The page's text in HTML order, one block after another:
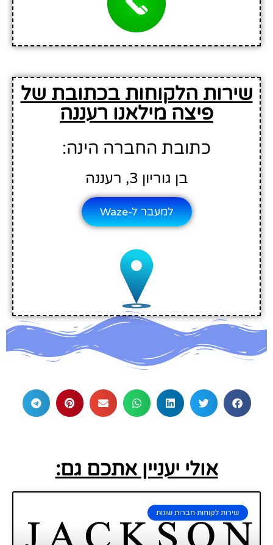
שירות הלקוחות בכתובת של
פיצה מילאנו רעננה
כתובת החברה הינה:
בן גוריון 3, רעננה
למעבר ל-Waze
אולי יעניין אתכם גם:
שירות לקוחות חברות שונות